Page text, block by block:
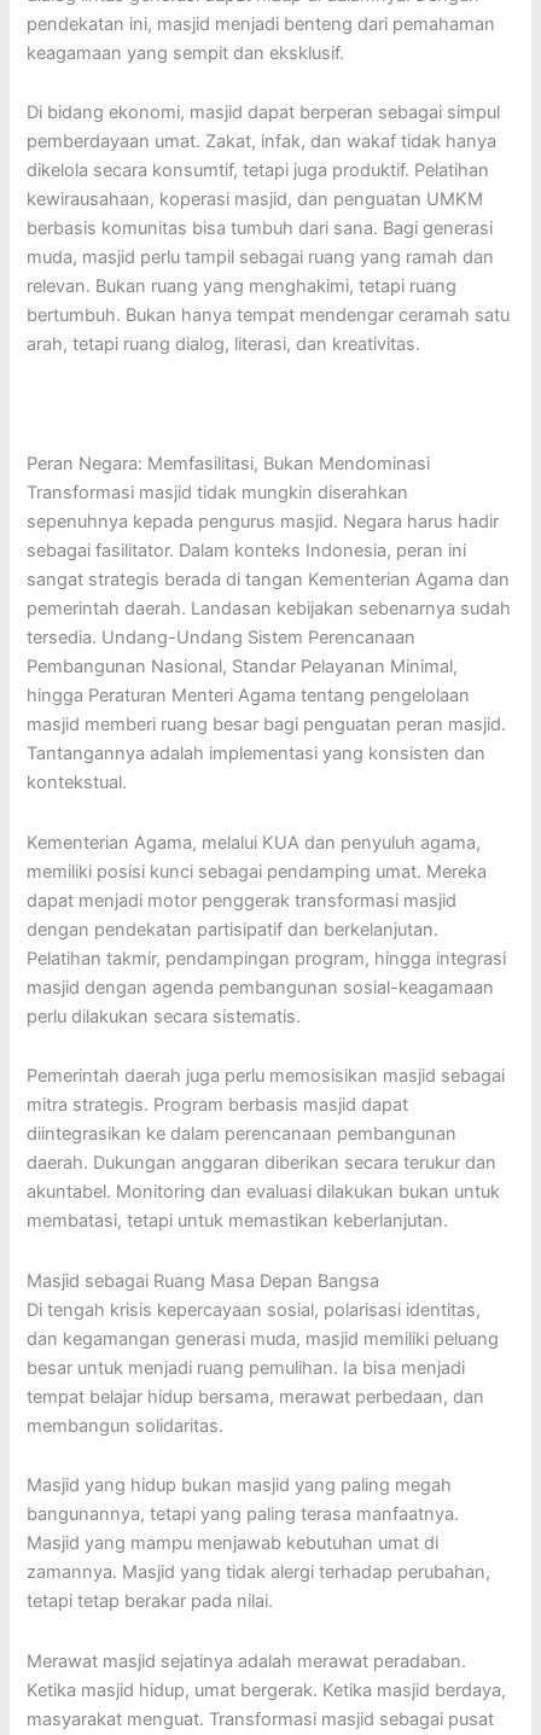
pendekatan ini, masjid menjadi benteng dari pemahaman
keagamaan yang sempit dan eksklusif.
Di bidang ekonomi, masjid dapat berperan sebagai simpul
pemberdayaan umat. Zakat, infak, dan wakaf tidak hanya
dikelola secara konsumtif, tetapi juga produktif. Pelatihan
kewirausahaan, koperasi masjid, dan penguatan UMKM
berbasis komunitas bisa tumbuh dari sana. Bagi generasi
muda, masjid perlu tampil sebagai ruang yang ramah dan
relevan. Bukan ruang yang menghakimi, tetapi ruang
bertumbuh. Bukan hanya tempat mendengar ceramah satu
arah, tetapi ruang dialog, literasi, dan kreativitas.
Peran Negara: Memfasilitasi, Bukan Mendominasi
Transformasi masjid tidak mungkin diserahkan
sepenuhnya kepada pengurus masjid. Negara harus hadir
sebagai fasilitator. Dalam konteks Indonesia, peran ini
sangat strategis berada di tangan Kementerian Agama dan
pemerintah daerah. Landasan kebijakan sebenarnya sudah
tersedia. Undang-Undang Sistem Perencanaan
Pembangunan Nasional, Standar Pelayanan Minimal,
hingga Peraturan Menteri Agama tentang pengelolaan
masjid memberi ruang besar bagi penguatan peran masjid.
Tantangannya adalah implementasi yang konsisten dan
kontekstual.
Kementerian Agama, melalui KUA dan penyuluh agama,
memiliki posisi kunci sebagai pendamping umat. Mereka
dapat menjadi motor penggerak transformasi masjid
dengan pendekatan partisipatif dan berkelanjutan.
Pelatihan takmir, pendampingan program, hingga integrasi
masjid dengan agenda pembangunan sosial-keagamaan
perlu dilakukan secara sistematis.
Pemerintah daerah juga perlu memosisikan masjid sebagai
mitra strategis. Program berbasis masjid dapat
diintegrasikan ke dalam perencanaan pembangunan
daerah. Dukungan anggaran diberikan secara terukur dan
akuntabel. Monitoring dan evaluasi dilakukan bukan untuk
membatasi, tetapi untuk memastikan keberlanjutan.
Masjid sebagai Ruang Masa Depan Bangsa
Di tengah krisis kepercayaan sosial, polarisasi identitas,
dan kegamangan generasi muda, masjid memiliki peluang
besar untuk menjadi ruang pemulihan. Ia bisa menjadi
tempat belajar hidup bersama, merawat perbedaan, dan
membangun solidaritas.
Masjid yang hidup bukan masjid yang paling megah
bangunannya, tetapi yang paling terasa manfaatnya.
Masjid yang mampu menjawab kebutuhan umat di
zamannya. Masjid yang tidak alergi terhadap perubahan,
tetapi tetap berakar pada nilai.
Merawat masjid sejatinya adalah merawat peradaban.
Ketika masjid hidup, umat bergerak. Ketika masjid berdaya,
masyarakat menguat. Transformasi masjid sebagai pusat